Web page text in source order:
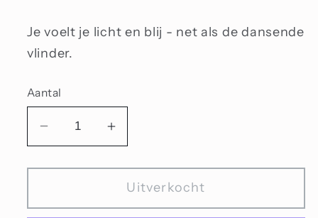
Je voelt je licht en blij - net als de dansende
vlinder.
Aantal
Aantal
verlagen
voor
vlinder,
Aantal
verhogen
voor
Dansende
vlinder,
Uitverkocht